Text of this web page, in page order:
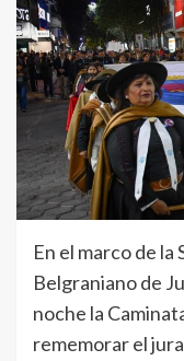
En el marco de
Belgraniano de
noche la
rememorar el